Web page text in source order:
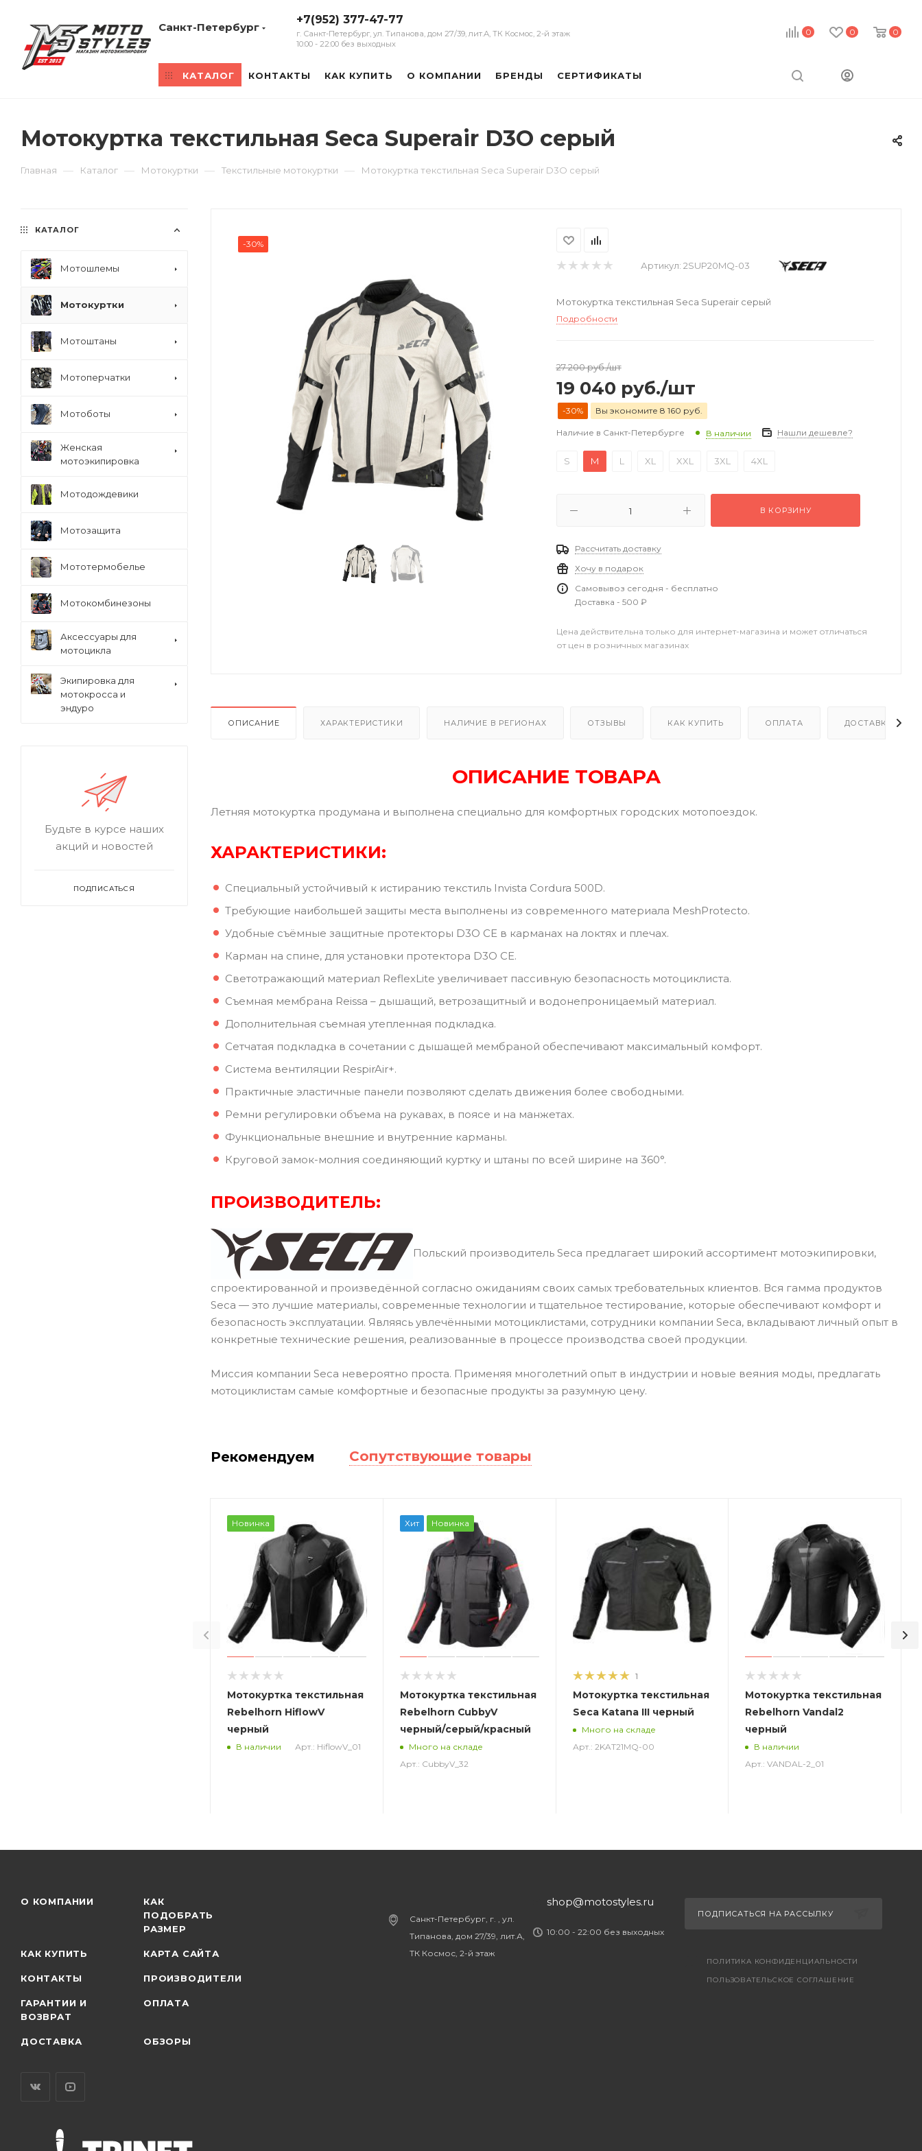
0 0 0
Санкт-Петербург
+7(952) 377-47-77
г. Санкт-Петербург, ул. Типанова, дом 27/39, лит.А, ТК Космос, 2-й этаж
10:00 - 22:00 без выходных
КАТАЛОГ КОНТАКТЫ КАК КУПИТЬ О КОМПАНИИ БРЕНДЫ СЕРТИФИКАТЫ
Мотокуртка текстильная Seca Superair D3O серый
Главная — Каталог — Мотокуртки — Текстильные мотокуртки — Мотокуртка текстильная Seca Superair D3O серый
-30%
Артикул: 2SUP20MQ-03
Мотокуртка текстильная Seca Superair серый
Подробности
27 200руб./шт
19 040 руб./шт
-30% Вы экономите 8 160 руб.
Наличие в Санкт-Петербурге В наличии Нашли дешевле?
S M L XL XXL 3XL 4XL
В КОРЗИНУ
Рассчитать доставку
Хочу в подарок
Самовывоз сегодня - бесплатно
Доставка - 500 ₽
Цена действительна только для интернет-магазина и может отличаться
от цен в розничных магазинах
ОПИСАНИЕ ХАРАКТЕРИСТИКИ НАЛИЧИЕ В РЕГИОНАХ ОТЗЫВЫ КАК КУПИТЬ ОПЛАТА ДОСТАВКА
ОПИСАНИЕ ТОВАРА
Летняя мотокуртка продумана и выполнена специально для комфортных городских мотопоездок.
ХАРАКТЕРИСТИКИ:
Специальный устойчивый к истиранию текстиль Invista Cordura 500D.
Требующие наибольшей защиты места выполнены из современного материала MeshProtecto.
Удобные съёмные защитные протекторы D3O CE в карманах на локтях и плечах.
Карман на спине, для установки протектора D3O CE.
Светотражающий материал ReflexLite увеличивает пассивную безопасность мотоциклиста.
Cъемная мембрана Reissa – дышащий, ветрозащитный и водонепроницаемый материал.
Дополнительная съемная утепленная подкладка.
Сетчатая подкладка в сочетании с дышащей мембраной обеспечивают максимальный комфорт.
Система вентиляции RespirAir+.
Практичные эластичные панели позволяют сделать движения более свободными.
Ремни регулировки объема на рукавах, в поясе и на манжетах.
Функциональные внешние и внутренние карманы.
Круговой замок-молния соединяющий куртку и штаны по всей ширине на 360°.
ПРОИЗВОДИТЕЛЬ:
Польский производитель Seca предлагает широкий ассортимент мотоэкипировки,
спроектированной и произведённой согласно ожиданиям своих самых требовательных клиентов. Вся гамма продуктов
Seca — это лучшие материалы, современные технологии и тщательное тестирование, которые обеспечивают комфорт и
безопасность эксплуатации. Являясь увлечёнными мотоциклистами, сотрудники компании Seca, вкладывают личный опыт в
конкретные технические решения, реализованные в процессе производства своей продукции.
Миссия компании Seca невероятно проста. Применяя многолетний опыт в индустрии и новые веяния моды, предлагать
мотоциклистам самые комфортные и безопасные продукты за разумную цену.
Рекомендуем Сопутствующие товары
Новинка
Мотокуртка текстильная
Rebelhorn HiflowV
черный
В наличии Арт.: HiflowV_01
Хит Новинка
Мотокуртка текстильная
Rebelhorn CubbyV
черный/серый/красный
Много на складе
Арт.: CubbyV_32
1
Мотокуртка текстильная
Seca Katana III черный
Много на складе
Арт.: 2KAT21MQ-00
Мотокуртка текстильная
Rebelhorn Vandal2
черный
В наличии
Арт.: VANDAL-2_01
КАТАЛОГ
Мотошлемы
Мотокуртки
Мотоштаны
Мотоперчатки
Мотоботы
Женская
мотоэкипировка
Мотодождевики
Мотозащита
Мототермобелье
Мотокомбинезоны
Аксессуары для
мотоцикла
Экипировка для
мотокросса и
эндуро
Будьте в курсе наших
акций и новостей
ПОДПИСАТЬСЯ
О КОМПАНИИ
КАК
ПОДОБРАТЬ
РАЗМЕР
КАК КУПИТЬ КАРТА САЙТА
КОНТАКТЫ ПРОИЗВОДИТЕЛИ
ГАРАНТИИ И
ВОЗВРАТ
ОПЛАТА
ДОСТАВКА ОБЗОРЫ
Санкт-Петербург, г. , ул.
Типанова, дом 27/39, лит.А,
ТК Космос, 2-й этаж
shop@motostyles.ru
10:00 - 22:00 без выходных
ПОДПИСАТЬСЯ НА РАССЫЛКУ
ПОЛИТИКА КОНФИДЕНЦИАЛЬНОСТИ
ПОЛЬЗОВАТЕЛЬСКОЕ СОГЛАШЕНИЕ